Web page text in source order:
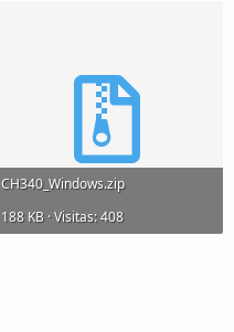
CH340_Windows.zip
188 KB · Visitas: 408